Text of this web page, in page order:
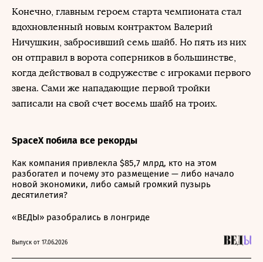
Конечно, главным героем старта чемпионата стал
вдохновленный новым контрактом Валерий
Ничушкин, забросивший семь шайб. Но пять из них
он отправил в ворота соперников в большинстве,
когда действовал в содружестве с игроками первого
звена. Сами же нападающие первой тройки
записали на свой счет восемь шайб на троих.
SpaceX побила все рекорды
Как компания привлекла $85,7 млрд, кто на этом
разбогател и почему это размещение — либо начало
новой экономики, либо самый громкий пузырь
десятилетия?
«ВЕДЫ» разобрались в лонгриде
Выпуск от 17.06.2026